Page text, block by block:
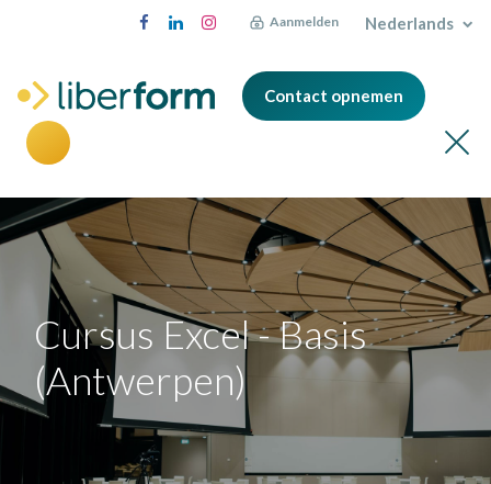
Aanmelden Nederlands
Contact opnemen
Cursus Excel - Basis
(Antwerpen)